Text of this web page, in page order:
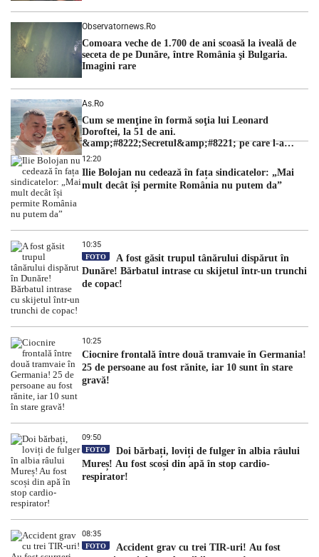
Observatornews.ro
Comoara veche de 1.700 de ani scoasă la iveală de
seceta de pe Dunăre, între România şi Bulgaria.
Imagini rare
As.ro
Cum se menţine în formă soţia lui Leonard
Doroftei, la 51 de ani.
&amp;#8222;Secretul&amp;#8221; pe care l-a
dezvăluit
12:20
Ilie Bolojan nu cedează în fața sindicatelor: „Mai
mult decât își permite România nu putem da”
10:35
FOTO
A fost găsit trupul tânărului dispărut în
Dunăre! Bărbatul intrase cu skijetul într-un trunchi
de copac!
10:25
Ciocnire frontală între două tramvaie în Germania!
25 de persoane au fost rănite, iar 10 sunt în stare
gravă!
09:50
FOTO
Doi bărbați, loviți de fulger în albia râului
Mureș! Au fost scoși din apă în stop cardio-
respirator!
08:35
FOTO
Accident grav cu trei TIR-uri! Au fost